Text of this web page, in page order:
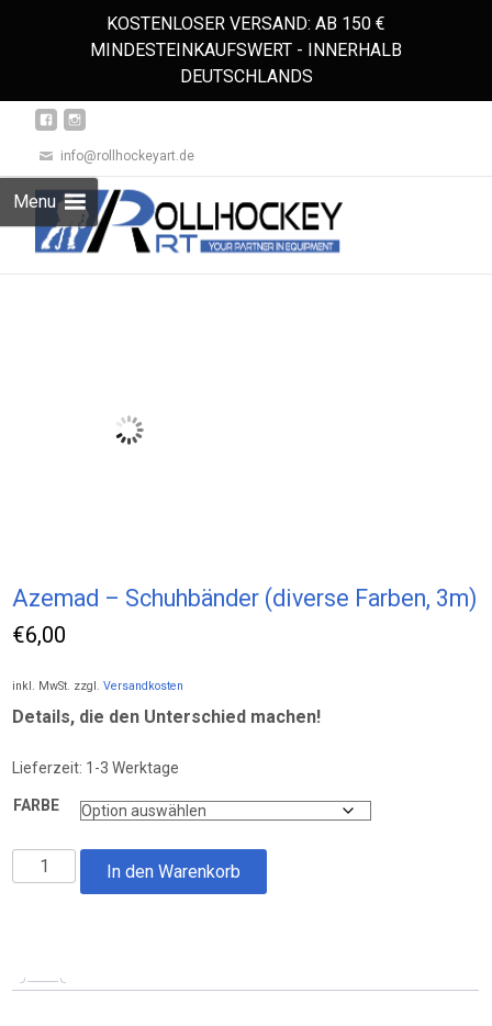
KOSTENLOSER VERSAND: AB 150 €
MINDESTEINKAUFSWERT - INNERHALB
DEUTSCHLANDS
info@rollhockeyart.de
Menu
Azemad – Schuhbänder (diverse Farben, 3m)
€6,00
inkl. MwSt. zzgl.Versandkosten
Details, die den Unterschied machen!
Lieferzeit: 1-3 Werktage
FARBE
Azemad
-
3m)
In den Warenkorb